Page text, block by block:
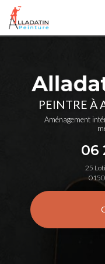
Aller
contenu
principal
PEINTRE À
Aménagement
06
25